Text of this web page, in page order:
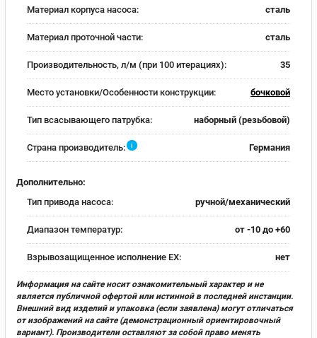
Материал корпуса насоса: сталь
Материал проточной части: сталь
Производительность, л/м (при 100 итерациях): 35
Место установки/Особенности конструкции: бочковой
Тип всасывающего патрубка: наборный (резьбовой)
Страна производитель: i Германия
Дополнительно:
Тип привода насоса:
ручной/механический
Диапазон температур: от -10 до +60
Взрывозащищенное исполнение EX: нет
Информация на сайте носит ознакомительный характер и не
является публичной офертой или истинной в последней инстанции.
Внешний вид изделий и упаковка (если заявлена) могут отличаться
от изображений на сайте (демонстрационный ориентировочный
вариант). Производители оставляют за собой право менять